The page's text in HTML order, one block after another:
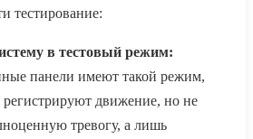
тестирование:
в тестовый режим:
панели имеют такой режим,
регистрируют движение, но не
тревогу, а лишь